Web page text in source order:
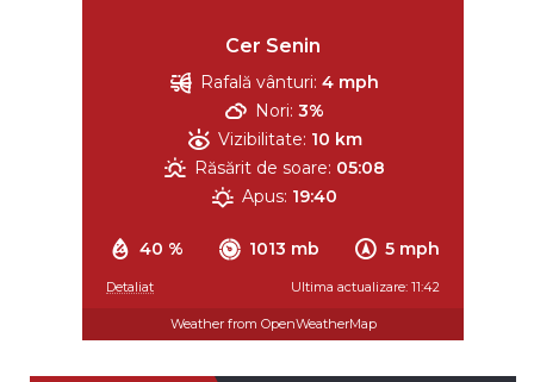
Cer Senin
40 % 1013 mb 5 mph
Rafală vânturi: 4 mph
Nori: 3%
Vizibilitate: 10 km
Răsărit de soare: 05:08
Apus: 19:40
Detaliat Ultima actualizare: 11:42
Weather from OpenWeatherMap